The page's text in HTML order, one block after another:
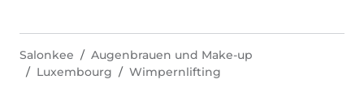
Salonkee
Augenbrauen und Make-up
Luxembourg
Wimpernlifting